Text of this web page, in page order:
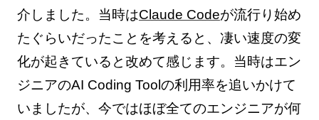
介しました。当時はClaude Codeが流行り始め
たぐらいだったことを考えると、凄い速度の変
化が起きていると改めて感じます。当時はエン
ジニアのAI Coding Toolの利用率を追いかけて
いましたが、今ではほぼ全てのエンジニアが何